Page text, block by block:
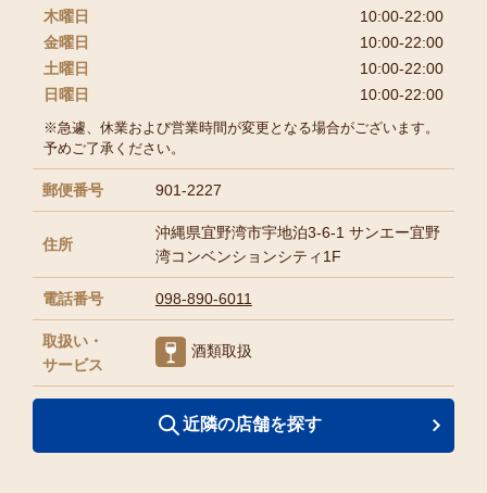
木曜日
10:00-22:00
金曜日
10:00-22:00
土曜日
10:00-22:00
日曜日
10:00-22:00
※急遽、休業および営業時間が変更となる場合がございます。
予めご了承ください。
郵便番号 901-2227
住所
沖縄県宜野湾市宇地泊3-6-1 サンエー宜野
湾コンベンションシティ1F
電話番号 098-890-6011
取扱い・
サービス
酒類取扱